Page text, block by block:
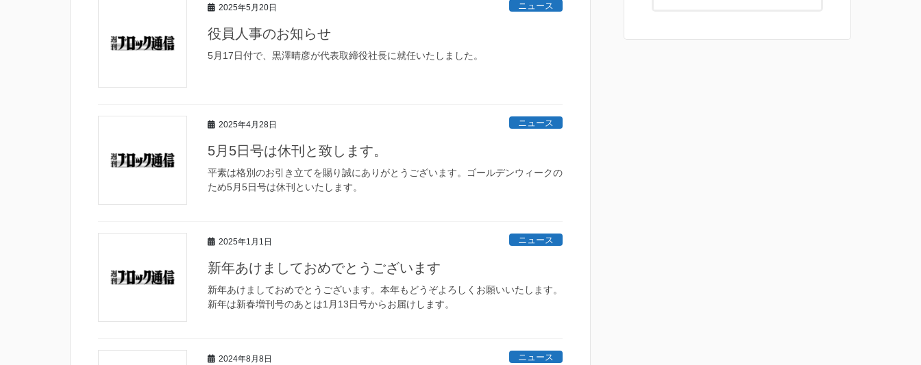
2025年5月20日 ニュース
役員人事のお知らせ
5月17日付で、黒澤晴彦が代表取締役社長に就任いたしました。
2025年4月28日 ニュース
5月5日号は休刊と致します。
平素は格別のお引き立てを賜り誠にありがとうございます。ゴールデンウィークの
ため5月5日号は休刊といたします。
2025年1月1日 ニュース
新年あけましておめでとうございます
新年あけましておめでとうございます。本年もどうぞよろしくお願いいたします。
新年は新春増刊号のあとは1月13日号からお届けします。
2024年8月8日 ニュース